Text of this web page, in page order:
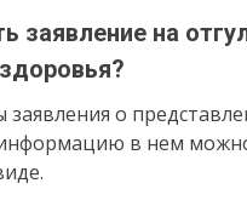
заявление на
о
в нем